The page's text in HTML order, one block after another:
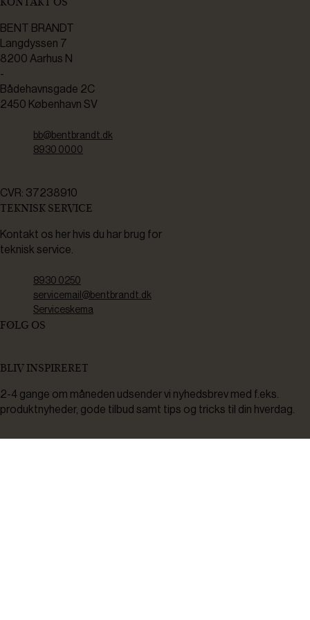
BENT BRANDT
Langdyssen 7
8200 Aarhus N
-
Bådehavnsgade 2C
2450 København SV
bb@bentbrandt.dk
8930 0000
CVR: 37238910
TEKNISK SERVICE
Kontakt os her hvis du har brug for
teknisk service.
8930 0250
servicemail@bentbrandt.dk
Serviceskema
FØLG OS
BLIV INSPIRERET
2-4 gange om måneden udsender vi nyhedsbrev med f.eks.
produktnyheder, gode tilbud samt tips og tricks til din hverdag.